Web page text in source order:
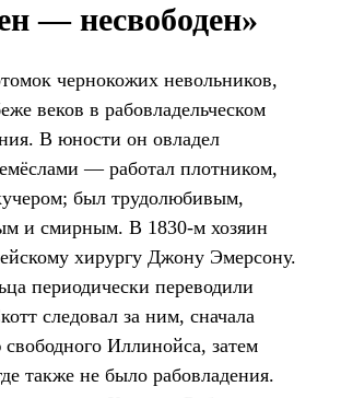
— несвободен»
чернокожих невольников,
веков в рабовладельческом
В юности он овладел
— работал плотником,
был трудолюбивым,
и смирным. В 1830-м хозяин
хирургу Джону Эмерсону.
периодически переводили
следовал за ним, сначала
Иллинойса, затем
также не было рабовладения.